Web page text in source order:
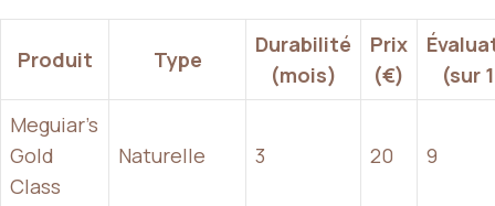
Produit Type
Durabilité
(mois)
Prix
(€)
(sur
Meguiar’s
Gold
Class
Naturelle 3 20 9